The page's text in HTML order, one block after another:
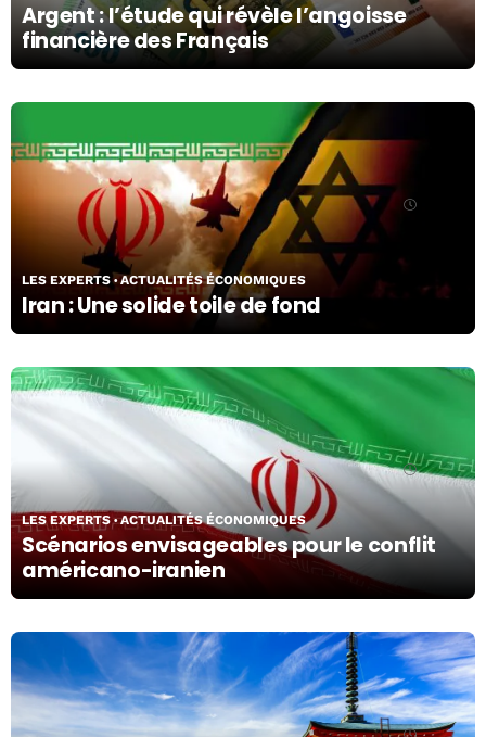
Argent : l’étude qui révèle l’angoisse
financière des Français
Iran : Une solide toile de fond
LES EXPERTS ACTUALITÉS ÉCONOMIQUES
Scénarios envisageables pour le conflit
américano-iranien
LES EXPERTS ACTUALITÉS ÉCONOMIQUES
09/03/26